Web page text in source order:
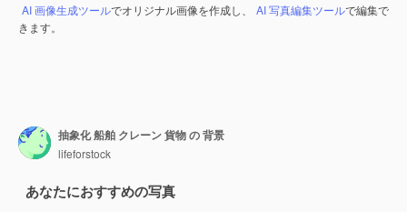
AI 画像生成ツールでオリジナル画像を作成し、 AI 写真編集ツールで編集で
きます。
抽象化 船舶 クレーン 貨物 の 背景
lifeforstock
あなたにおすすめの写真